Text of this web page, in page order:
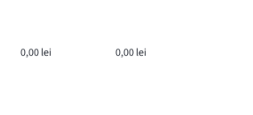
0,00 lei 0,00 lei